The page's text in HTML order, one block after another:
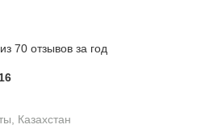
70 отзывов за год
Казахстан